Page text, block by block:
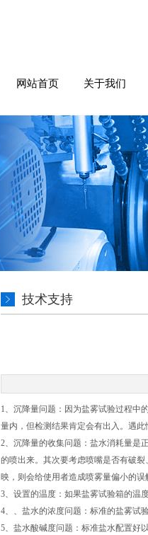
网站首页 关于我们
技术支持
1、沉降量问题：因为盐雾试验过程中
量内，但检测结果肯定会有出入。遇
2、沉降量的收集问题：盐水消耗量是
的喷出来。其次要考虑喷嘴是否有破
映，则会给使用者造成喷雾量偏小的误
3、设置的温度：如果盐雾试验箱的温
4、、盐水的浓度问题：标准的盐雾试
5、盐水酸碱度问题：标准盐水配置好